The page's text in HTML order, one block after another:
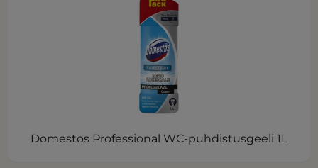
Domestos Professional WC-puhdistusgeeli 1L